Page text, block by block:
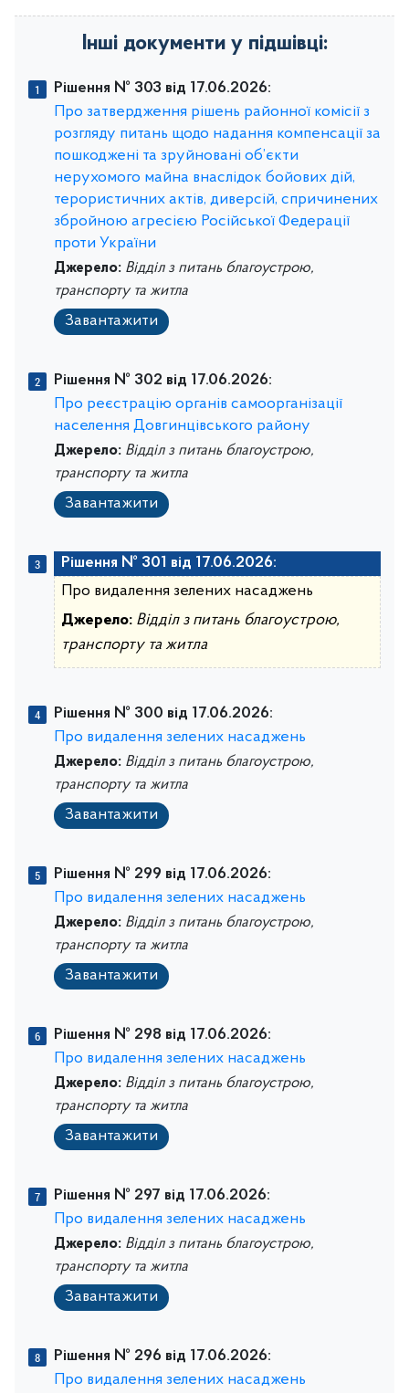
Інші документи у підшівці:
Рішення № 303 від 17.06.2026:
Про затвердження рішень районної комісії з
розгляду питань щодо надання компенсації за
пошкоджені та зруйновані об’єкти
нерухомого майна внаслідок бойових дій,
терористичних актів, диверсій, спричинених
збройною агресією Російської Федерації
проти України
Джерело: Відділ з питань благоустрою,
транспорту та житла
Завантажити
Рішення № 302 від 17.06.2026:
Про реєстрацію органів самоорганізації
населення Довгинцівського району
Джерело: Відділ з питань благоустрою,
транспорту та житла
Завантажити
Рішення № 301 від 17.06.2026:
Про видалення зелених насаджень
Джерело: Відділ з питань благоустрою,
транспорту та житла
Рішення № 300 від 17.06.2026:
Про видалення зелених насаджень
Джерело: Відділ з питань благоустрою,
транспорту та житла
Завантажити
Рішення № 299 від 17.06.2026:
Про видалення зелених насаджень
Джерело: Відділ з питань благоустрою,
транспорту та житла
Завантажити
Рішення № 298 від 17.06.2026:
Про видалення зелених насаджень
Джерело: Відділ з питань благоустрою,
транспорту та житла
Завантажити
Рішення № 297 від 17.06.2026:
Про видалення зелених насаджень
Джерело: Відділ з питань благоустрою,
транспорту та житла
Завантажити
Рішення № 296 від 17.06.2026:
Про видалення зелених насаджень